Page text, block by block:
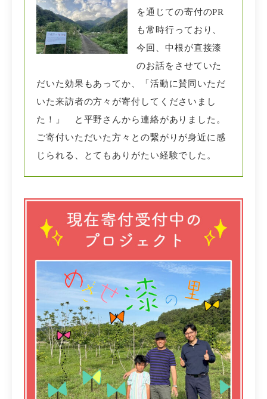
を通じての寄付のPR
も常時行っており、
今回、中根が直接漆
のお話をさせていた
だいた効果もあってか、「活動に賛同いただ
いた来訪者の方々が寄付してくださいまし
た！」 と平野さんから連絡がありました。
ご寄付いただいた方々との繋がりが身近に感
じられる、とてもありがたい経験でした。